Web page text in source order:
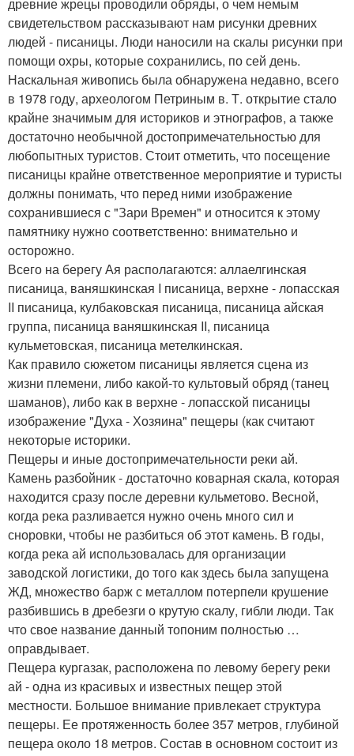
древние жрецы проводили обряды, о чем немым
свидетельством рассказывают нам рисунки древних
людей - писаницы. Люди наносили на скалы рисунки при
помощи охры, которые сохранились, по сей день.
Наскальная живопись была обнаружена недавно, всего
в 1978 году, археологом Петриным в. Т. открытие стало
крайне значимым для историков и этнографов, а также
достаточно необычной достопримечательностью для
любопытных туристов. Стоит отметить, что посещение
писаницы крайне ответственное мероприятие и туристы
должны понимать, что перед ними изображение
сохранившиеся с "Зари Времен" и относится к этому
памятнику нужно соответственно: внимательно и
осторожно.
Всего на берегу Ая располагаются: аллаелгинская
писаница, ваняшкинская I писаница, верхне - лопасская
II писаница, кулбаковская писаница, писаница айская
группа, писаница ваняшкинская II, писаница
кульметовская, писаница метелкинская.
Как правило сюжетом писаницы является сцена из
жизни племени, либо какой-то культовый обряд (танец
шаманов), либо как в верхне - лопасской писаницы
изображение "Духа - Хозяина" пещеры (как считают
некоторые историки.
Пещеры и иные достопримечательности реки ай.
Камень разбойник - достаточно коварная скала, которая
находится сразу после деревни кульметово. Весной,
когда река разливается нужно очень много сил и
сноровки, чтобы не разбиться об этот камень. В годы,
когда река ай использовалась для организации
заводской логистики, до того как здесь была запущена
ЖД, множество барж с металлом потерпели крушение
разбившись в дребезги о крутую скалу, гибли люди. Так
что свое название данный топоним полностью …
оправдывает.
Пещера кургазак, расположена по левому берегу реки
ай - одна из красивых и известных пещер этой
местности. Большое внимание привлекает структура
пещеры. Ее протяженность более 357 метров, глубиной
пещера около 18 метров. Состав в основном состоит из